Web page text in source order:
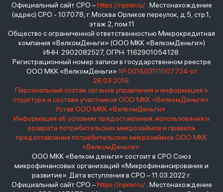
Официальный сайт СРО –https://npmir.ru/. Местонахождение
(адрес) СРО - 107078, г. Москва Орликов переулок, д.5, стр.1,
этаж 2, пом.11
Общество с ограниченной ответственностью Микрокредитная
компания «ВелкомДеньги» (ООО МКК «ВелкомДеньги»)
ИНН: 2902082527, ОГРН: 1162901054128
Регистрационный номер записи в государственном реестре
ООО МКК «ВелкомДеньги» № 001603111007724 от
28.03.2016
Персональный состав органов управления и информация о
структуре и составе участников ООО МКК «ВелкомДеньги»
Устав ООО МКК «ВелкомДеньги»
Информация об условиях предоставления, использования и
возврата потребительских микрозаймов и правила
предоставления потребительских микрозаймов ООО МКК
«ВелкомДеньги»
ООО МКК «Велком деньги» состоит в СРО Союз
микрофинансовых организаций «Микрофинансирование и
развитие». Дата вступления в СРО – 11.03.2022 г.
Официальный сайт СРО –https://npmir.ru/. Местонахождение